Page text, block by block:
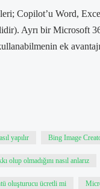
Copilot’u Word,
Ayrı bir Microsoft
ek
yapılır Bing Image
olup olmadığını nasıl anlarız
oluşturucu ücretli mi